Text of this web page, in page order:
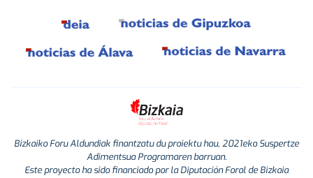
Bizkaiko Foru Aldundiak finantzatu du proiektu hau, 2021eko Suspertze
Adimentsua Programaren barruan.
Este proyecto ha sido financiado por la Diputación Foral de Bizkaia